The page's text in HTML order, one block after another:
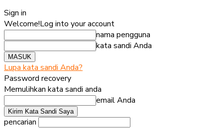
Sign in
Welcome!Log into your account
nama pengguna
kata sandi Anda
Lupa kata sandi Anda?
Password recovery
Memulihkan kata sandi anda
email Anda
pencarian